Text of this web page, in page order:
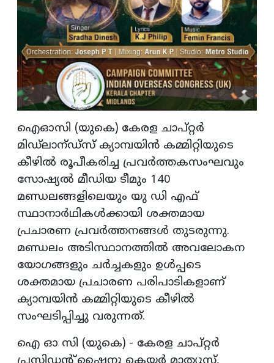
ഐഓസി (യുകെ) കേരള ചാപ്റ്റര്‍
മിഡ്‌ലാന്ഡ്‌സ് ക്യാമ്പയിന്‍ കമ്മിറ്റിയുടെ
കീഴില്‍ രൂപീകരിച്ച പ്രവര്‍ത്തകസംഘവും
സോഷ്യല്‍ മീഡിയ ടീമും 140
മണ്ഡലങ്ങളിലെയും യു ഡി എഫ്
സ്ഥാനാര്‍ഥികള്‍ക്കായി ശക്തമായ
പ്രചാരണ പ്രവര്‍ത്തനങ്ങള്‍ തുടരുന്നു.
മണ്ഡലം അടിസ്ഥാനത്തില്‍ അവലോകന
യോഗങ്ങളും ചര്‍ച്ചകളും ഉള്‍പ്പടെ
ശക്തമായ പ്രചാരണ പരിപാടികളാണ്
ക്യാമ്പയിന്‍ കമ്മിറ്റിയുടെ കീഴില്‍
സംഘടിപ്പിച്ചു വരുന്നത്.
ഐ ഓ സി (യുകെ) - കേരള ചാപ്റ്റര്‍